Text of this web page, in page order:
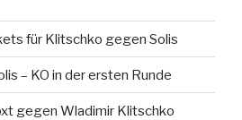
für Klitschko gegen Solis
– KO in der ersten Runde
gegen Wladimir Klitschko